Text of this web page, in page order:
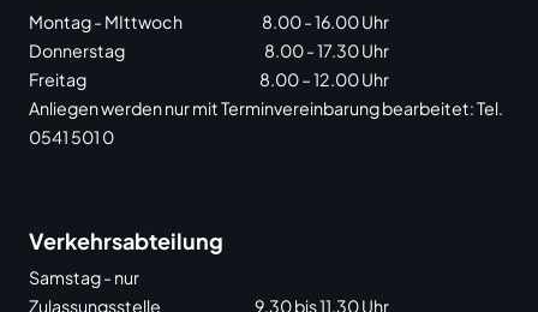
Montag - MIttwoch
8.00 - 16.00 Uhr
Donnerstag
8.00 - 17.30 Uhr
Freitag
8.00 – 12.00 Uhr
Anliegen werden nur mit Terminvereinbarung bearbeitet: Tel.
0541 501 0
Verkehrsabteilung
Samstag - nur
Zulassungsstelle
9.30 bis 11.30 Uhr